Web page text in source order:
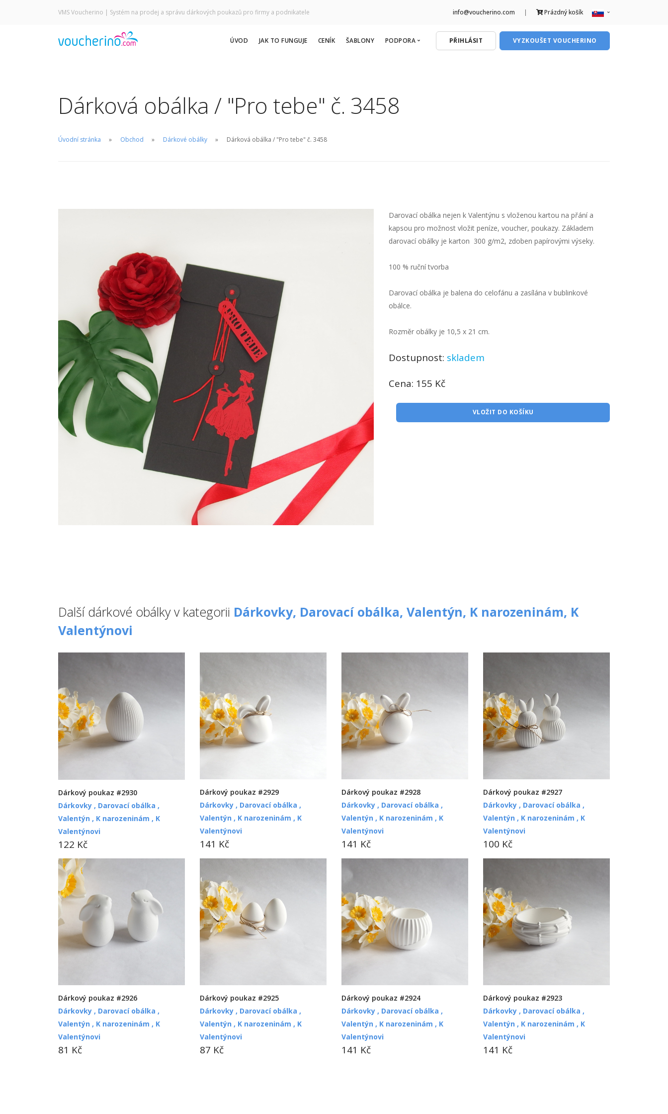
VMS Voucherino | Systém na prodej a správu dárkových poukazů pro firmy a podnikatele info@voucherino.com | Prázdný košík
ÚVOD JAK TO FUNGUJE CENÍK ŠABLONY PODPORA PŘIHLÁSIT VYZKOUŠET VOUCHERINO
Dárková obálka / "Pro tebe" č. 3458
Úvodní stránka Obchod Dárkové obálky Dárková obálka / "Pro tebe" č. 3458
Darovací obálka nejen k Valentýnu s vloženou kartou na přání a
kapsou pro možnost vložit peníze, voucher, poukazy. Základem
darovací obálky je karton 300 g/m2, zdoben papírovými výseky.
100 % ruční tvorba
Darovací obálka je balena do celofánu a zasílána v bublinkové
obálce.
Rozměr obálky je 10,5 x 21 cm.
Dostupnost: skladem
Cena: 155 Kč
Další dárkové obálky v kategorii Dárkovky, Darovací obálka, Valentýn, K narozeninám, K
Valentýnovi
Dárkový poukaz #2930
Dárkovky , Darovací obálka ,
Valentýn , K narozeninám , K
Valentýnovi
122 Kč
Dárkový poukaz #2929
Dárkovky , Darovací obálka ,
Valentýn , K narozeninám , K
Valentýnovi
141 Kč
Dárkový poukaz #2928
Dárkovky , Darovací obálka ,
Valentýn , K narozeninám , K
Valentýnovi
141 Kč
Dárkový poukaz #2927
Dárkovky , Darovací obálka ,
Valentýn , K narozeninám , K
Valentýnovi
100 Kč
Dárkový poukaz #2926
Dárkovky , Darovací obálka ,
Valentýn , K narozeninám , K
Valentýnovi
81 Kč
Dárkový poukaz #2925
Dárkovky , Darovací obálka ,
Valentýn , K narozeninám , K
Valentýnovi
87 Kč
Dárkový poukaz #2924
Dárkovky , Darovací obálka ,
Valentýn , K narozeninám , K
Valentýnovi
141 Kč
Dárkový poukaz #2923
Dárkovky , Darovací obálka ,
Valentýn , K narozeninám , K
Valentýnovi
141 Kč